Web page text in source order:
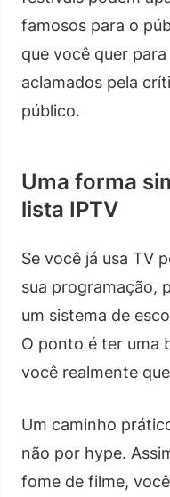
famosos para o
que você quer
aclamados pela
público.
Uma forma
lista IPTV
Se você já usa TV
sua programação,
um sistema de
O ponto é ter uma
você realmente
Um caminho
não por hype.
fome de filme,